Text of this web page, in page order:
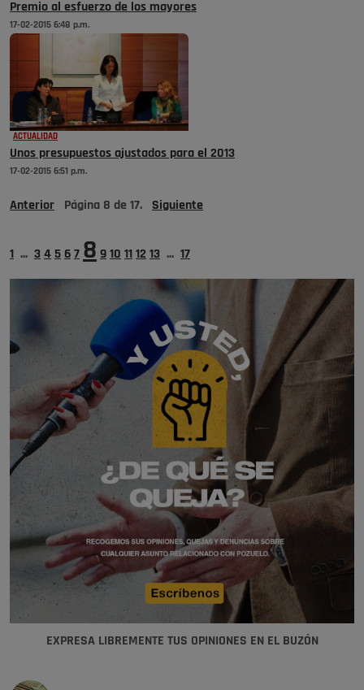
Premio al esfuerzo de los mayores
17-02-2015 6:48 p.m.
ACTUALIDAD
Unos presupuestos ajustados para el 2013
17-02-2015 6:51 p.m.
Anterior Página 8 de 17. Siguiente
1 ... 3 4 5 6 7 8 9 10 11 12 13 ... 17
EXPRESA LIBREMENTE TUS OPINIONES EN EL BUZÓN